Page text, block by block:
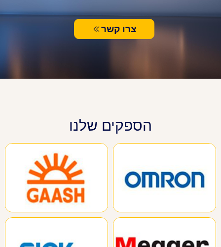
צרו קשר
הספקים שלנו